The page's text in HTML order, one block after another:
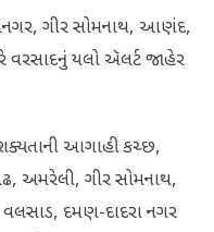
ગીર સોમનાથ, આણંદ,
યલો ઍલર્ટ જાહેર
આગાહી કચ્છ,
અમરેલી, ગીર સોમનાથ,
દમણ-દાદરા નગર